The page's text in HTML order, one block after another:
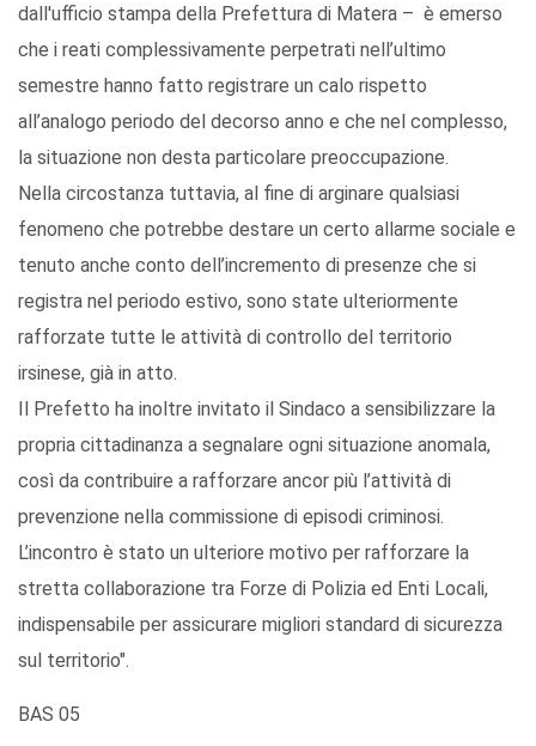
dall'ufficio stampa della Prefettura di Matera – è emerso
che i reati complessivamente perpetrati nell’ultimo
semestre hanno fatto registrare un calo rispetto
all’analogo periodo del decorso anno e che nel complesso,
la situazione non desta particolare preoccupazione.
Nella circostanza tuttavia, al fine di arginare qualsiasi
fenomeno che potrebbe destare un certo allarme sociale e
tenuto anche conto dell’incremento di presenze che si
registra nel periodo estivo, sono state ulteriormente
rafforzate tutte le attività di controllo del territorio
irsinese, già in atto.
Il Prefetto ha inoltre invitato il Sindaco a sensibilizzare la
propria cittadinanza a segnalare ogni situazione anomala,
così da contribuire a rafforzare ancor più l’attività di
prevenzione nella commissione di episodi criminosi.
L’incontro è stato un ulteriore motivo per rafforzare la
stretta collaborazione tra Forze di Polizia ed Enti Locali,
indispensabile per assicurare migliori standard di sicurezza
sul territorio".
BAS 05